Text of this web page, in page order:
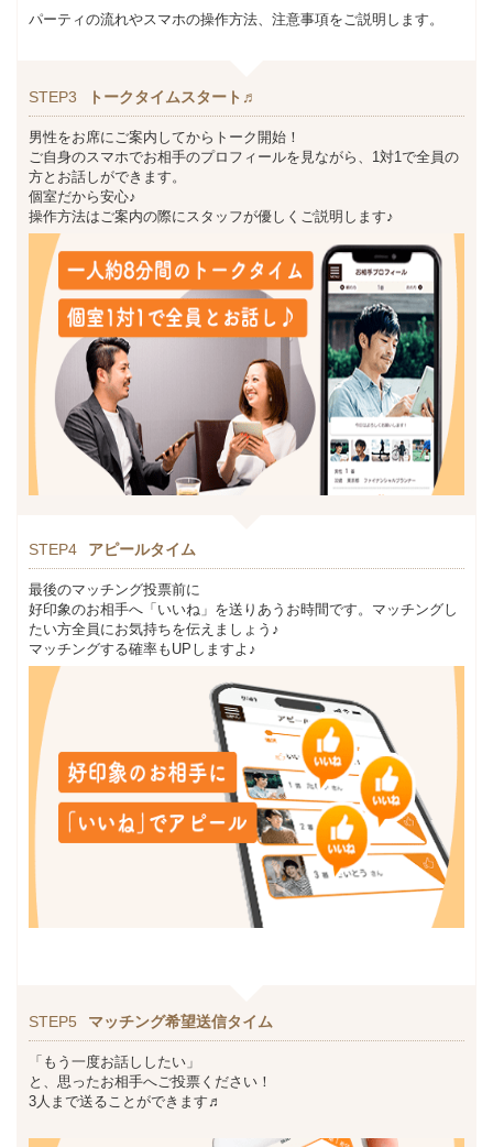
パーティの流れやスマホの操作方法、注意事項をご説明します。
STEP3 トークタイムスタート♬
男性をお席にご案内してからトーク開始！
ご自身のスマホでお相手のプロフィールを見ながら、1対1で全員の
方とお話しができます。
個室だから安心♪
操作方法はご案内の際にスタッフが優しくご説明します♪
STEP4 アピールタイム
最後のマッチング投票前に
好印象のお相手へ「いいね」を送りあうお時間です。マッチングし
たい方全員にお気持ちを伝えましょう♪
マッチングする確率もUPしますよ♪
STEP5 マッチング希望送信タイム
「もう一度お話ししたい」
と、思ったお相手へご投票ください！
3人まで送ることができます♬